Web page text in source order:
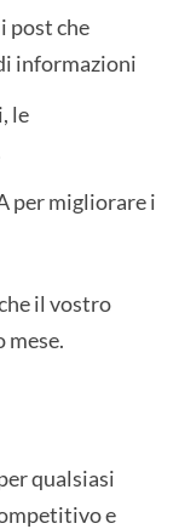
post che
informazioni
le
per migliorare i
il vostro
mese.
qualsiasi
e